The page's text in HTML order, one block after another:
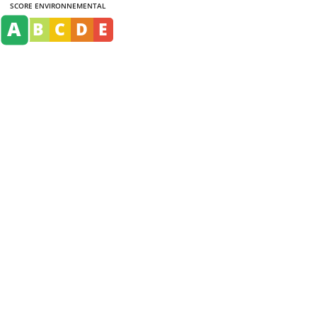
SCORE ENVIRONNEMENTAL
A B C D E